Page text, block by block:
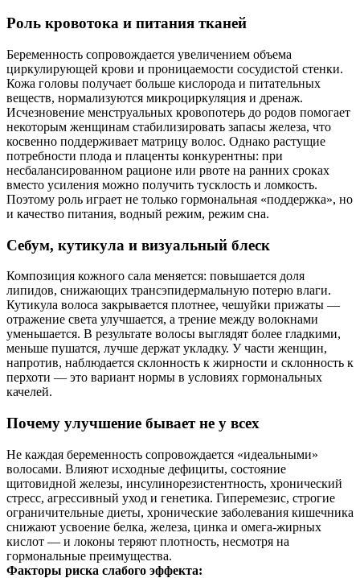
Роль кровотока и питания тканей
Беременность сопровождается увеличением объема
циркулирующей крови и проницаемости сосудистой стенки.
Кожа головы получает больше кислорода и питательных
веществ, нормализуются микроциркуляция и дренаж.
Исчезновение менструальных кровопотерь до родов помогает
некоторым женщинам стабилизировать запасы железа, что
косвенно поддерживает матрицу волос. Однако растущие
потребности плода и плаценты конкурентны: при
несбалансированном рационе или рвоте на ранних сроках
вместо усиления можно получить тусклость и ломкость.
Поэтому роль играет не только гормональная «поддержка», но
и качество питания, водный режим, режим сна.
Себум, кутикула и визуальный блеск
Композиция кожного сала меняется: повышается доля
липидов, снижающих трансэпидермальную потерю влаги.
Кутикула волоса закрывается плотнее, чешуйки прижаты —
отражение света улучшается, а трение между волокнами
уменьшается. В результате волосы выглядят более гладкими,
меньше пушатся, лучше держат укладку. У части женщин,
напротив, наблюдается склонность к жирности и склонность к
перхоти — это вариант нормы в условиях гормональных
качелей.
Почему улучшение бывает не у всех
Не каждая беременность сопровождается «идеальными»
волосами. Влияют исходные дефициты, состояние
щитовидной железы, инсулинорезистентность, хронический
стресс, агрессивный уход и генетика. Гиперемезис, строгие
ограничительные диеты, хронические заболевания кишечника
снижают усвоение белка, железа, цинка и омега‑жирных
кислот — и локоны теряют плотность, несмотря на
гормональные преимущества.
Факторы риска слабого эффекта: